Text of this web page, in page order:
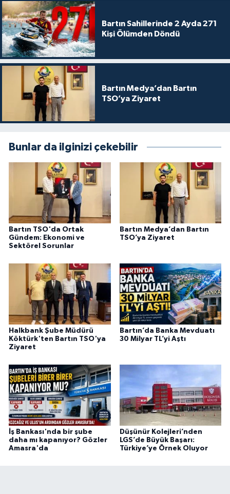
Bartın Sahillerinde 2 Ayda 271
Kişi Ölümden Döndü
Bartın Medya’dan Bartın
TSO’ya Ziyaret
Bunlar da ilginizi çekebilir
Bartın TSO'da Ortak
Gündem: Ekonomi ve
Sektörel Sorunlar
Bartın Medya’dan Bartın
TSO’ya Ziyaret
Halkbank Şube Müdürü
Köktürk'ten Bartın TSO'ya
Ziyaret
Bartın’da Banka Mevduatı
30 Milyar TL’yi Aştı
İş Bankası'nda bir şube
daha mı kapanıyor? Gözler
Amasra'da
Düşünür Kolejleri’nden
LGS’de Büyük Başarı:
Türkiye’ye Örnek Oluyor